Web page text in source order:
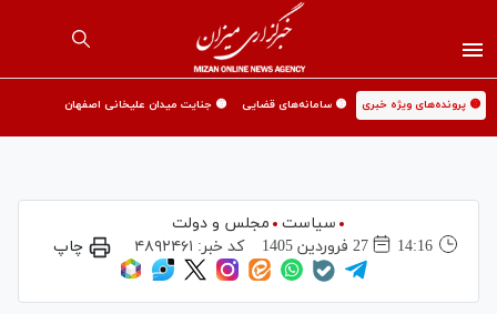
🟡 پرونده‌های ویژه خبری 🟡 سامانه‌های قضایی 🟡 جنایت میدان علیخانی اصفهان
سیاست
مجلس و دولت
14:16
27 فروردين 1405 کد خبر: ۴۸۹۲۴۶۱ چاپ